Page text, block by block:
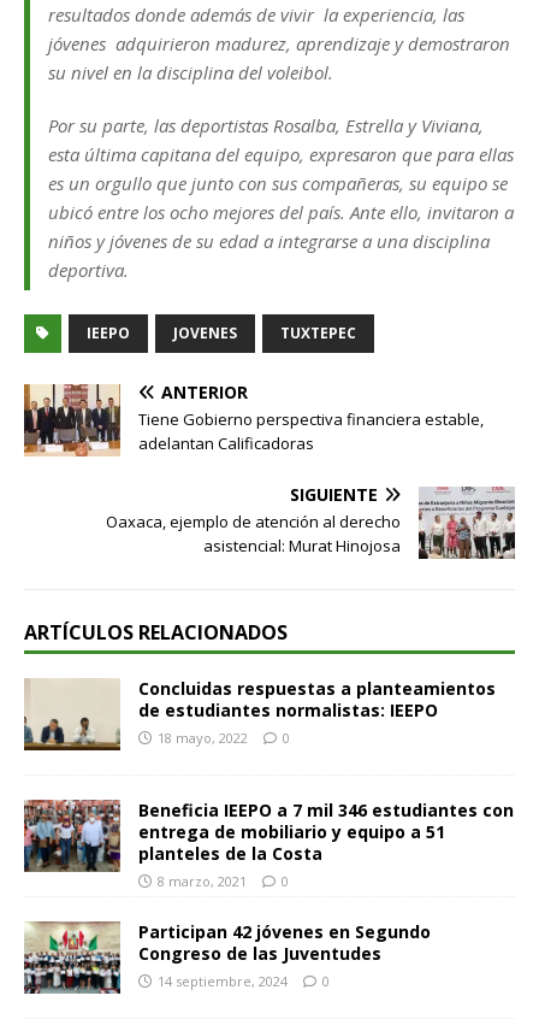
resultados donde además de vivir la experiencia, las
jóvenes adquirieron madurez, aprendizaje y demostraron
su nivel en la disciplina del voleibol.
Por su parte, las deportistas Rosalba, Estrella y Viviana,
esta última capitana del equipo, expresaron que para ellas
es un orgullo que junto con sus compañeras, su equipo se
ubicó entre los ocho mejores del país. Ante ello, invitaron a
niños y jóvenes de su edad a integrarse a una disciplina
deportiva.
IEEPO JOVENES TUXTEPEC
ANTERIOR
Tiene Gobierno perspectiva financiera estable,
adelantan Calificadoras
SIGUIENTE
Oaxaca, ejemplo de atención al derecho
asistencial: Murat Hinojosa
ARTÍCULOS RELACIONADOS
Concluidas respuestas a planteamientos
de estudiantes normalistas: IEEPO
18 mayo, 2022 0
Beneficia IEEPO a 7 mil 346 estudiantes con
entrega de mobiliario y equipo a 51
planteles de la Costa
8 marzo, 2021 0
Participan 42 jóvenes en Segundo
Congreso de las Juventudes
14 septiembre, 2024 0